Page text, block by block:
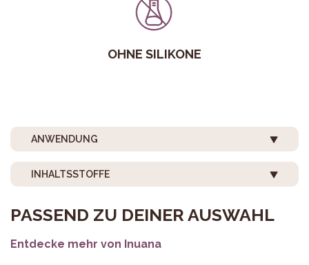
OHNE SILIKONE
ANWENDUNG
INHALTSSTOFFE
PASSEND ZU DEINER AUSWAHL
Entdecke mehr von Inuana